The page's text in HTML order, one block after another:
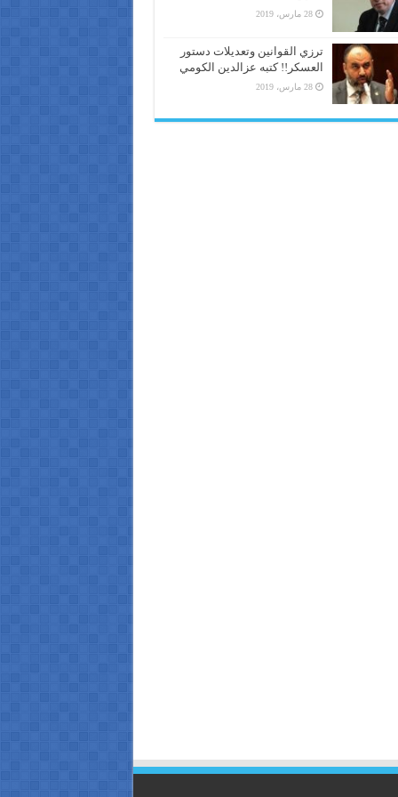
28 مارس، 2019
ترزي القوانين وتعديلات دستور
العسكر!! كتبه عزالدين الكومي
28 مارس، 2019